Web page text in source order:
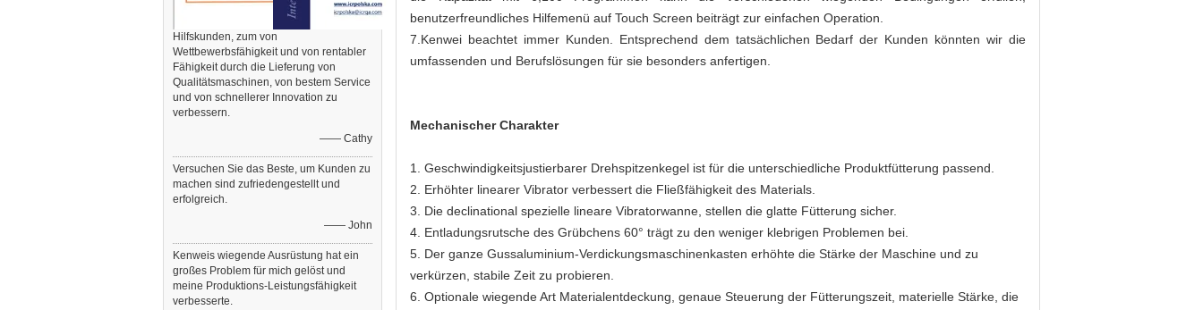
Hilfskunden, zum von
Wettbewerbsfähigkeit und von rentabler
Fähigkeit durch die Lieferung von
Qualitätsmaschinen, von bestem Service
und von schnellerer Innovation zu
verbessern.
—— Cathy
Versuchen Sie das Beste, um Kunden zu
machen sind zufriedengestellt und
erfolgreich.
—— John
Kenweis wiegende Ausrüstung hat ein
großes Problem für mich gelöst und
meine Produktions-Leistungsfähigkeit
verbesserte.
benutzerfreundliches Hilfemenü auf Touch Screen beiträgt zur einfachen Operation.
7. Kenwei beachtet immer Kunden. Entsprechend dem tatsächlichen Bedarf der Kunden könnten wir die
umfassenden und Berufslösungen für sie besonders anfertigen.
Mechanischer Charakter
1. Geschwindigkeitsjustierbarer Drehspitzenkegel ist für die unterschiedliche Produktfütterung passend.
2. Erhöhter linearer Vibrator verbessert die Fließfähigkeit des Materials.
3. Die declinational spezielle lineare Vibratorwanne, stellen die glatte Fütterung sicher.
4. Entladungsrutsche des Grübchens 60° trägt zu den weniger klebrigen Problemen bei.
5. Der ganze Gussaluminium-Verdickungsmaschinenkasten erhöhte die Stärke der Maschine und zu
verkürzen, stabile Zeit zu probieren.
6. Optionale wiegende Art Materialentdeckung, genaue Steuerung der Fütterungszeit, materielle Stärke, die